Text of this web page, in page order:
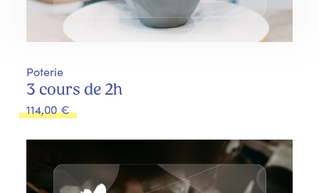
Poterie
3 cours de 2h
114,00€